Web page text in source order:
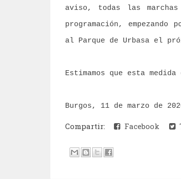
aviso, todas las
programación,
al Parque de Urbasa el
Estimamos que esta
Burgos, 11 de marzo de
Compartir: Facebook